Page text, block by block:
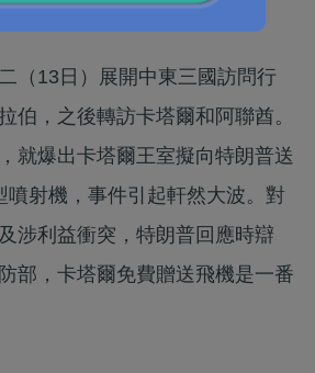
（13日）展開中東三國訪問行
伯，之後轉訪卡塔爾和阿聯酋。
就爆出卡塔爾王室擬向特朗普送
噴射機，事件引起軒然大波。對
涉利益衝突，特朗普回應時辯
部，卡塔爾免費贈送飛機是一番